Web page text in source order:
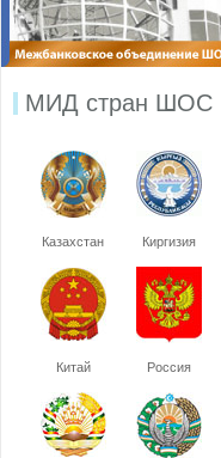
МИД стран ШОС
Казахстан Киргизия
Китай Россия